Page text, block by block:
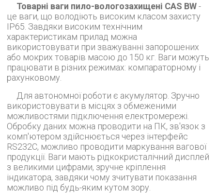
Товарні ваги пило-вологозахищені CAS BW-
це ваги, що володіють високим класом захисту
IP65. Завдяки високим технічним
характеристикам прилад можна
використовувати при зважуванні запорошених
або мокрих товарів масою до 150 кг. Ваги можуть
працювати в різних режимах: компараторному і
рахунковому.
Для автономної роботи є акумулятор. Зручно
використовувати в місцях з обмеженими
можливостями підключення електромережі.
Обробку даних можна проводити на ПК, зв'язок з
комп'ютером здійснюється через інтерфейс
RS232C, можливо проводити маркування вагової
продукції. Ваги мають рідкокристалічний дисплей
з великими цифрами, зручне кріплення
індикатора, завдяки чому зчитувати показання
можливо під будь-яким кутом зору.